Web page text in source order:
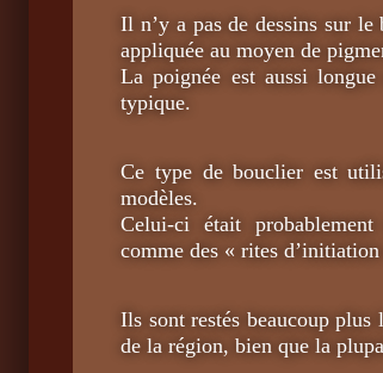
Il n’y a pas de dessins sur
appliquée au moyen de
La poignée est aussi
typique.
Ce type de bouclier est
modèles.
Celui-ci était
comme des « rites
Ils sont restés beaucoup plus
de la région, bien que la